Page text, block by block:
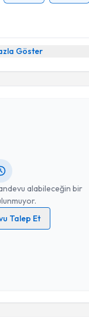
Göster
alabileceğin bir
Talep Et
ilişkinAydınlatma Metni